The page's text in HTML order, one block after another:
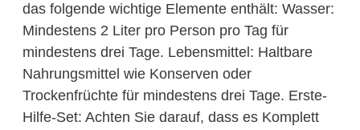
das folgende wichtige Elemente enthält: Wasser:
Mindestens 2 Liter pro Person pro Tag für
mindestens drei Tage. Lebensmittel: Haltbare
Nahrungsmittel wie Konserven oder
Trockenfrüchte für mindestens drei Tage. Erste-
Hilfe-Set: Achten Sie darauf, dass es Komplett